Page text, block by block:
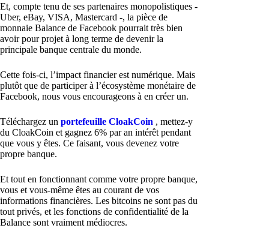
Et, compte tenu de ses partenaires monopolistiques -
Uber, eBay, VISA, Mastercard -, la pièce de
monnaie Balance de Facebook pourrait très bien
avoir pour projet à long terme de devenir la
principale banque centrale du monde.
Cette fois-ci, l’impact financier est numérique. Mais
plutôt que de participer à l’écosystème monétaire de
Facebook, nous vous encourageons à en créer un.
Téléchargez un portefeuille CloakCoin , mettez-y
du CloakCoin et gagnez 6% par an intérêt pendant
que vous y êtes. Ce faisant, vous devenez votre
propre banque.
Et tout en fonctionnant comme votre propre banque,
vous et vous-même êtes au courant de vos
informations financières. Les bitcoins ne sont pas du
tout privés, et les fonctions de confidentialité de la
Balance sont vraiment médiocres.